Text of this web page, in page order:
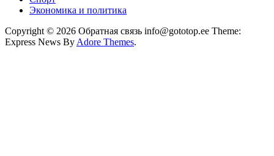
Экономика и политика
Copyright © 2026 Обратная связь info@gototop.ee Theme:
Express News By Adore Themes.